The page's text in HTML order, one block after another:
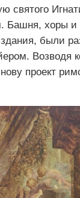
святого
Башня, хоры и
были
Возводя
проект